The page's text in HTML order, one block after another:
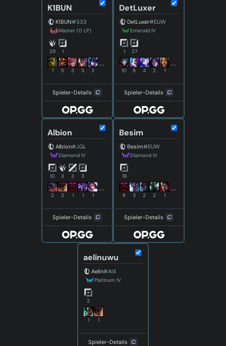
K1BUN
K1BUN#333
Master (0 LP)
29 1
7 5 3 3 3
Spieler-Details
DetLuxer
DetLuxer#EUW
Emerald IV
1 27
10 8 4 2 1
Spieler-Details
Albion
Albion#JGL
Diamond IV
10 3 3 3
2 2 1 1 1
Spieler-Details
Besim
Besim#EUW
Diamond IV
19
8 3 2 2 1
Spieler-Details
aelinuwu
Aelin#AIX
Platinum IV
2
1 1
Spieler-Details